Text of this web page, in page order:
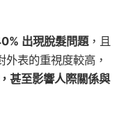
出現脫髮問題，且
表的重視度較高，
甚至影響人際關係與